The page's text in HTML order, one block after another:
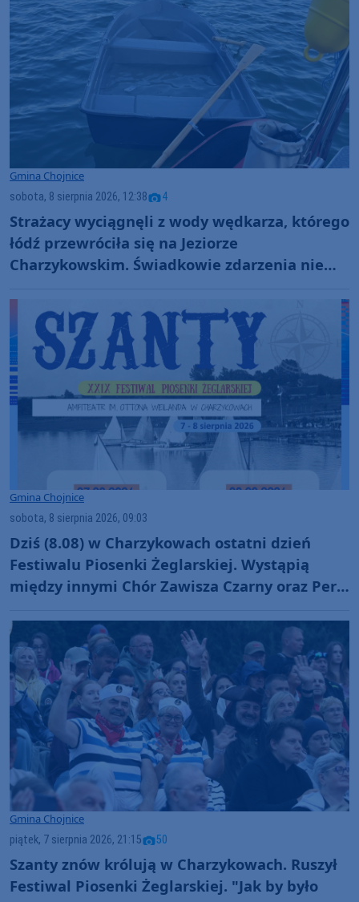
Gmina Chojnice
sobota, 8 sierpnia 2026, 12:38 4
Strażacy wyciągnęli z wody wędkarza, którego
łódź przewróciła się na Jeziorze
Charzykowskim. Świadkowie zdarzenia nie
Gmina Chojnice
sobota, 8 sierpnia 2026, 09:03
Dziś (8.08) w Charzykowach ostatni dzień
Festiwalu Piosenki Żeglarskiej. Wystąpią
między innymi Chór Zawisza Czarny oraz Perły
Gmina Chojnice
piątek, 7 sierpnia 2026, 21:15 50
Szanty znów królują w Charzykowach. Ruszył
Festiwal Piosenki Żeglarskiej. "Jak by było